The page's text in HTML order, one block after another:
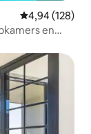
Gemiddelde
4,94 (128)
en